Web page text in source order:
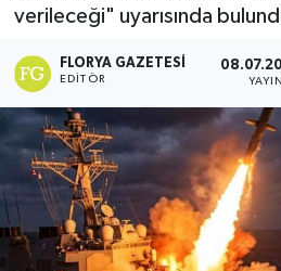
verileceği" uyarısında
FLORYA GAZETESI
EDITÖR